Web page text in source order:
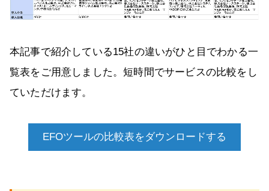
本記事で紹介している15社の違いがひと目でわかる一
覧表をご用意しました。短時間でサービスの比較をし
ていただけます。
EFOツールの比較表をダウンロードする